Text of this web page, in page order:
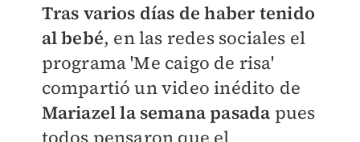
Tras varios días de haber tenido
al bebé, en las redes sociales el
programa 'Me caigo de risa'
compartió un video inédito de
Mariazel la semana pasada pues
todos pensaron que el